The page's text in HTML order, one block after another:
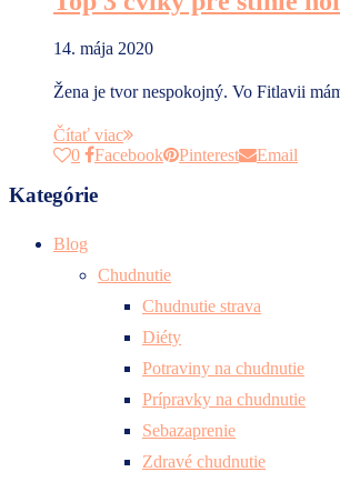
14. mája 2020
Žena je tvor nespokojný. Vo Fitlavii
Čítať viac
0
Facebook Pinterest Email
Kategórie
Blog
Chudnutie
Chudnutie strava
Diéty
Potraviny na chudnutie
Prípravky na chudnutie
Sebazaprenie
Zdravé chudnutie